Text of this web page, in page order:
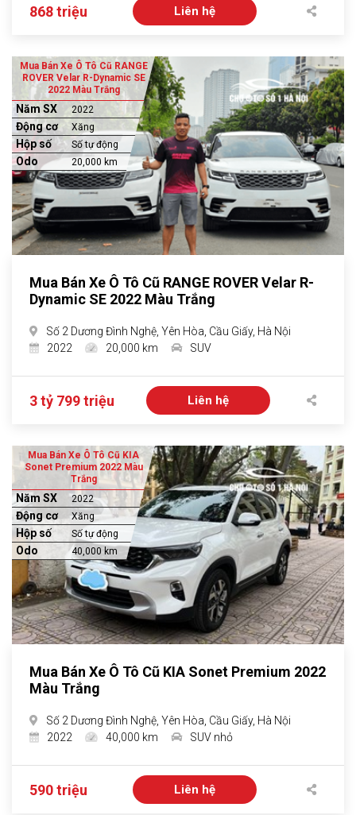
868 triệu Liên hệ
Mua Bán Xe Ô Tô Cũ RANGE
ROVER Velar R-Dynamic SE
2022 Màu Trắng
Năm SX 2022
Động cơ Xăng
Hộp số Số tự động
Odo 20,000 km
Mua Bán Xe Ô Tô Cũ RANGE ROVER Velar R-
Dynamic SE 2022 Màu Trắng
Số 2 Dương Đình Nghệ, Yên Hòa, Cầu Giấy, Hà Nội
2022
20,000 km SUV
3 tỷ 799 triệu Liên hệ
Mua Bán Xe Ô Tô Cũ KIA
Sonet Premium 2022 Màu
Trắng
Năm SX 2022
Động cơ Xăng
Hộp số Số tự động
Odo 40,000 km
Mua Bán Xe Ô Tô Cũ KIA Sonet Premium 2022
Màu Trắng
Số 2 Dương Đình Nghệ, Yên Hòa, Cầu Giấy, Hà Nội
2022
40,000 km SUV nhỏ
590 triệu Liên hệ